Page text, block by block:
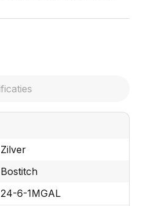
Zilver
Bostitch
24-6-1MGAL